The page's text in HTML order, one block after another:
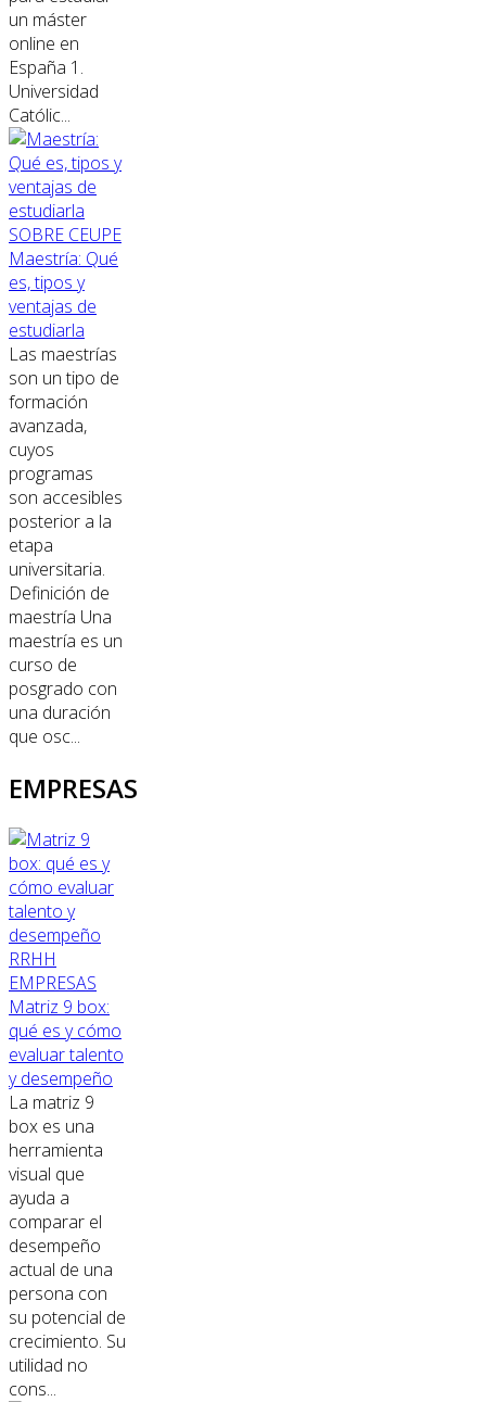
un máster
online en
España 1.
Universidad
Católic...
SOBRE CEUPE
Maestría: Qué
es, tipos y
ventajas de
estudiarla
Las maestrías
son un tipo de
formación
avanzada,
cuyos
programas
son accesibles
posterior a la
etapa
universitaria.
Definición de
maestría Una
maestría es un
curso de
posgrado con
una duración
que osc...
EMPRESAS
RRHH
EMPRESAS
Matriz 9 box:
qué es y cómo
evaluar talento
y desempeño
La matriz 9
box es una
herramienta
visual que
ayuda a
comparar el
desempeño
actual de una
persona con
su potencial de
crecimiento. Su
utilidad no
cons...